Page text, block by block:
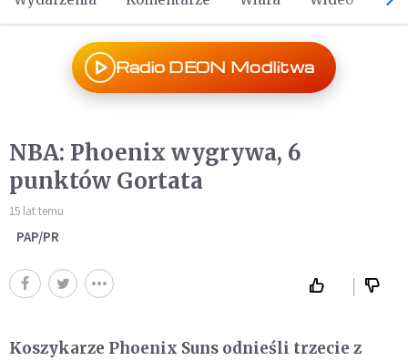
Radio DEON Modlitwa
NBA: Phoenix wygrywa, 6
punktów Gortata
15 lat temu
PAP/PR
Koszykarze Phoenix Suns odnieśli trzecie z